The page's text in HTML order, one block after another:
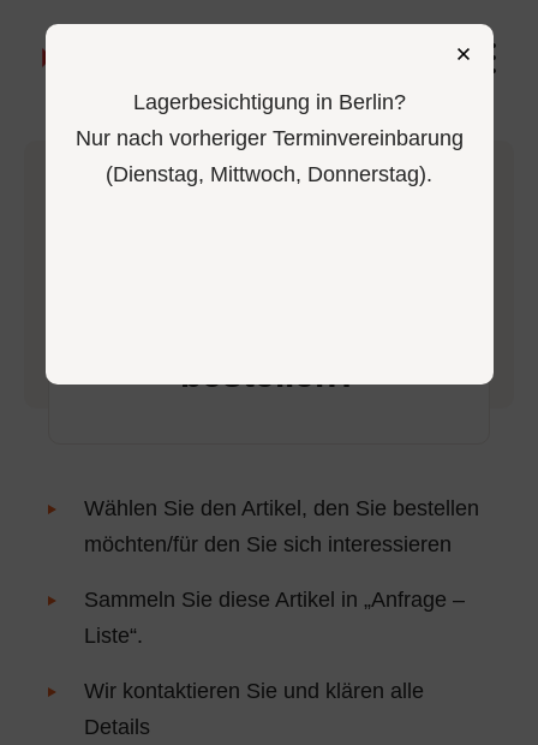
Hauptseite– Wie kann ich bestellen?
bestellen?
Wählen Sie den Artikel, den Sie bestellen
möchten/für den Sie sich interessieren
Sammeln Sie diese Artikel in „Anfrage –
Liste“.
Wir kontaktieren Sie und klären alle
Details
Lagerbesichtigung in Berlin?
Nur nach vorheriger Terminvereinbarung
(Dienstag, Mittwoch, Donnerstag).